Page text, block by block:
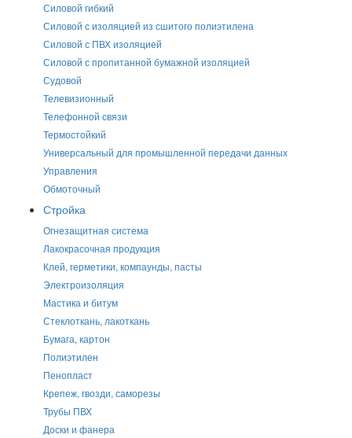
Силовой гибкий
Силовой с изоляцией из сшитого полиэтилена
Силовой с ПВХ изоляцией
Силовой с пропитанной бумажной изоляцией
Судовой
Телевизионный
Телефонной связи
Термостойкий
Универсальный для промышленной передачи данных
Управления
Обмоточный
Стройка
Огнезащитная система
Лакокрасочная продукция
Клей, герметики, компаунды, пасты
Электроизоляция
Мастика и битум
Стеклоткань, лакоткань
Бумага, картон
Полиэтилен
Пенопласт
Крепеж, гвозди, саморезы
Трубы ПВХ
Доски и фанера